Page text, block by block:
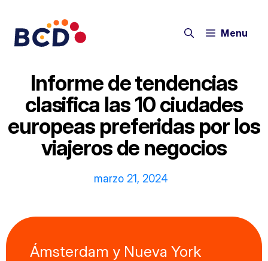
contenido
Menu
Informe de tendencias
clasifica las 10 ciudades
europeas preferidas por los
viajeros de negocios
marzo 21, 2024
Ámsterdam y Nueva York